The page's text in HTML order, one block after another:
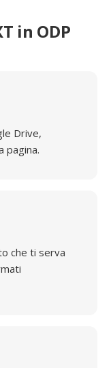
in ODP
Drive,
pagina.
che ti serva